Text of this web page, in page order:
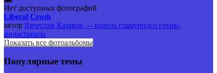
Нет доступных фотографий
Liberal Crush
автор Вячеслав Казаков — король гламурного готик-
индастриала
Показать все фотоальбомы
Популярные темы